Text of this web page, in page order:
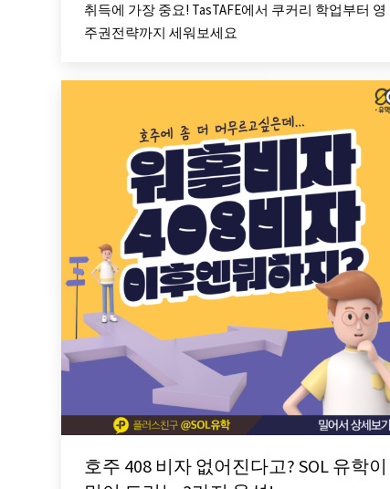
취득에 가장 중요! TasTAFE에서 쿠커리 학업부터 영
주권전략까지 세워보세요
호주 408 비자 없어진다고? SOL 유학이